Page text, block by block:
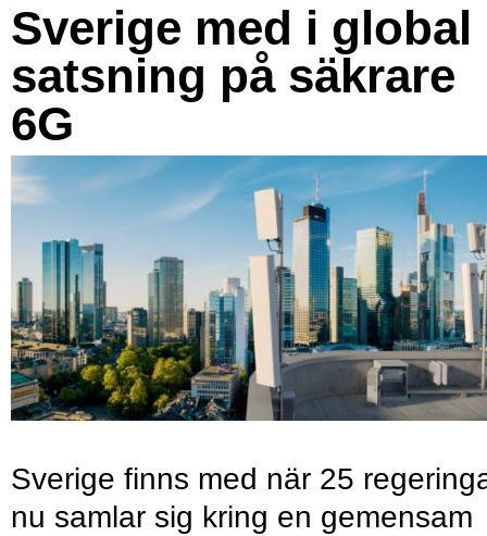
Sverige med i global
satsning på säkrare
6G
Sverige finns med när 25
nu samlar sig kring en gemensam